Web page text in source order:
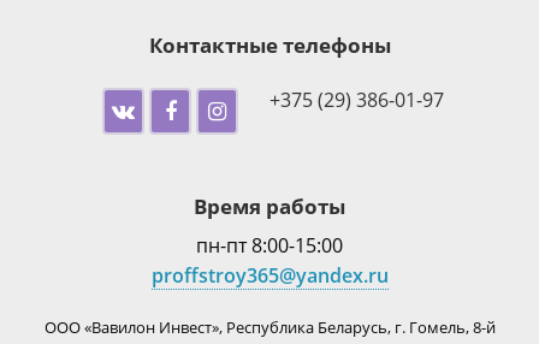
Контактные телефоны
+375 (29) 386-01-97
Время работы
пн-пт 8:00-15:00
proffstroy365@yandex.ru
ООО «Вавилон Инвест», Республика Беларусь, г. Гомель, 8-й